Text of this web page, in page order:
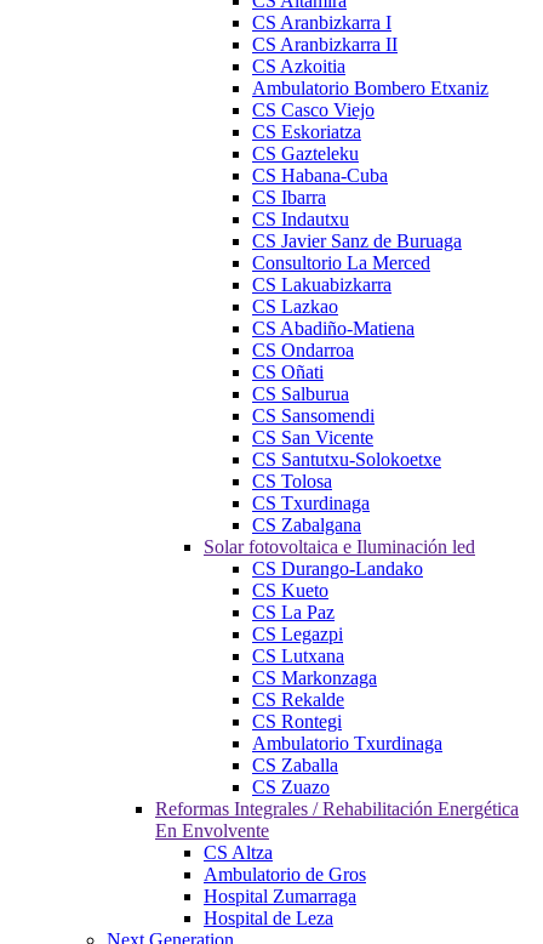
CS Aranbizkarra I
CS Aranbizkarra II
CS Azkoitia
Ambulatorio Bombero Etxaniz
CS Casco Viejo
CS Eskoriatza
CS Gazteleku
CS Habana-Cuba
CS Ibarra
CS Indautxu
CS Javier Sanz de Buruaga
Consultorio La Merced
CS Lakuabizkarra
CS Lazkao
CS Abadiño-Matiena
CS Ondarroa
CS Oñati
CS Salburua
CS Sansomendi
CS San Vicente
CS Santutxu-Solokoetxe
CS Tolosa
CS Txurdinaga
CS Zabalgana
Solar fotovoltaica e Iluminación led
CS Durango-Landako
CS Kueto
CS La Paz
CS Legazpi
CS Lutxana
CS Markonzaga
CS Rekalde
CS Rontegi
Ambulatorio Txurdinaga
CS Zaballa
CS Zuazo
Reformas Integrales / Rehabilitación Energética
En Envolvente
CS Altza
Ambulatorio de Gros
Hospital Zumarraga
Hospital de Leza